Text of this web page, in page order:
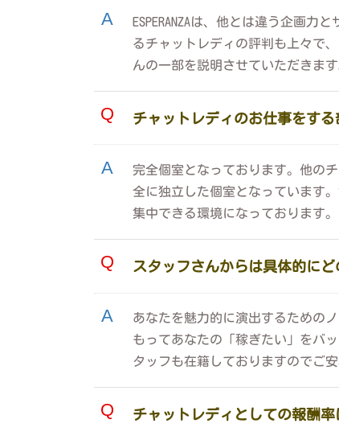
ESPERANZAは、他とは違う企画
るチャットレディの評判も上々で
んの一部を説明させていただきます
チャットレディのお仕事をす
完全個室となっております。他の
全に独立した個室となっています
集中できる環境になっております。
スタッフさんからは具体的に
あなたを魅力的に演出するための
もってあなたの「稼ぎたい」をバ
タッフも在籍しておりますのでご安
チャットレディとしての報酬